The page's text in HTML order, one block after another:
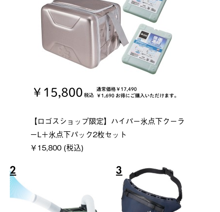
【ロゴスショップ限定】ハイパー氷点下クーラ
ーL＋氷点下パック2枚セット
￥15,800 (税込)
2 3